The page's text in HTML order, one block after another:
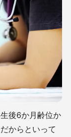
後6か月齢位か
からといって